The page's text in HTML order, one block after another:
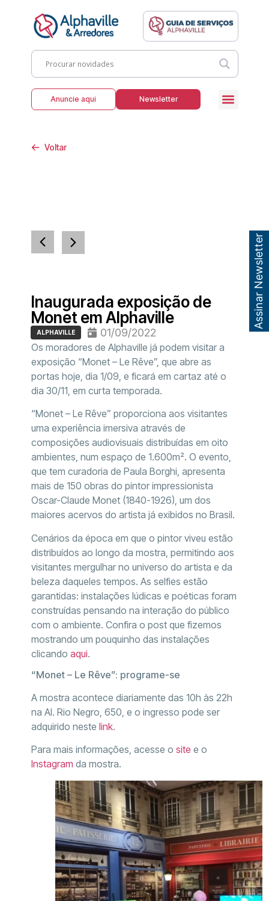
Anuncie aqui Newsletter
Voltar
Inaugurada exposição de
Monet em Alphaville
ALPHAVILLE 01/09/2022
Os moradores de Alphaville já podem visitar a
exposição “Monet – Le Rêve”, que abre as
portas hoje, dia 1/09, e ficará em cartaz até o
dia 30/11, em curta temporada.
“Monet – Le Rêve” proporciona aos visitantes
uma experiência imersiva através de
composições audiovisuais distribuídas em oito
ambientes, num espaço de 1.600m². O evento,
que tem curadoria de Paula Borghi, apresenta
mais de 150 obras do pintor impressionista
Oscar-Claude Monet (1840-1926), um dos
maiores acervos do artista já exibidos no Brasil.
Cenários da época em que o pintor viveu estão
distribuídos ao longo da mostra, permitindo aos
visitantes mergulhar no universo do artista e da
beleza daqueles tempos. As selfies estão
garantidas: instalações lúdicas e poéticas foram
construídas pensando na interação do público
com o ambiente. Confira o post que fizemos
mostrando um pouquinho das instalações
clicando aqui.
“Monet – Le Rêve”: programe-se
A mostra acontece diariamente das 10h às 22h
na Al. Rio Negro, 650, e o ingresso pode ser
adquirido neste link.
Para mais informações, acesse o site e o
Instagram da mostra.
Assinar Newsletter